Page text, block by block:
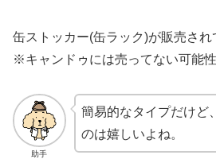
缶ストッカー(缶ラック)が販売され
※キャンドゥには売ってない可能
助手
簡易的なタイプだけど
のは嬉しいよね。